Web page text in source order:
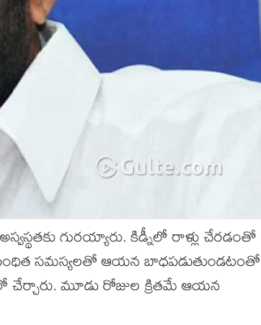
గుర‌య్యారు. కిడ్నీలో రాళ్లు చేర‌డంతో
సమస్యలతో ఆయన బాధపడుతుండటంతో
మూడు రోజుల క్రితమే ఆయన